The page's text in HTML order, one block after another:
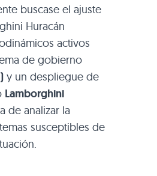
buscase el ajuste
Huracán
activos
de gobierno
y un despliegue de
Lamborghini
de analizar la
susceptibles de